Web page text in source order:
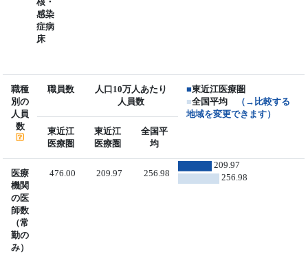
感染
症病
床
職種
別の
人員
数
職員数
人口10万人あたり
人員数
■東近江医療圏
■全国平均
（→比較する
地域を変更できます）
東近江
医療圏
東近江
医療圏
全国平
均
医療
機関
の医
師数
（常
勤の
み）
476.00 209.97 256.98
209.97
256.98